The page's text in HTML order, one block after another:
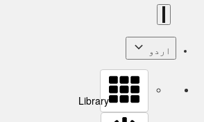
اردو
Library